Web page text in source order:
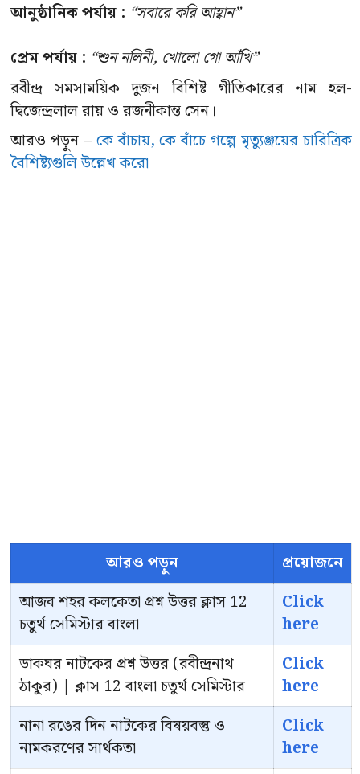
আনুষ্ঠানিক পর্যায় : “সবারে করি আহ্বান”
প্রেম পর্যায় : “শুন নলিনী, খোলো গো আঁখি”
রবীন্দ্র সমসাময়িক দুজন বিশিষ্ট গীতিকারের নাম হল-
দ্বিজেন্দ্রলাল রায় ও রজনীকান্ত সেন।
আরও পড়ুন –কে বাঁচায়, কে বাঁচে গল্পে মৃত্যুঞ্জয়ের চারিত্রিক
বৈশিষ্ট্যগুলি উল্লেখ করো
আরও পড়ুন
প্রয়োজনে
আজব শহর কলকেতা প্রশ্ন উত্তর ক্লাস 12
চতুর্থ সেমিস্টার বাংলা
Click
here
ডাকঘর নাটকের প্রশ্ন উত্তর (রবীন্দ্রনাথ
ঠাকুর) | ক্লাস 12 বাংলা চতুর্থ সেমিস্টার
Click
here
নানা রঙের দিন নাটকের বিষয়বস্তু ও
নামকরণের সার্থকতা
Click
here